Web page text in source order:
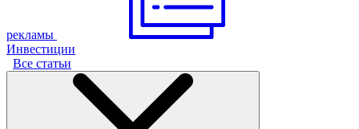
рекламы
Инвестиции
Все статьи